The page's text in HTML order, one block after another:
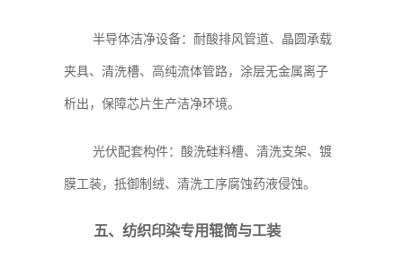
半导体洁净设备：耐酸排风管道、晶圆承载
夹具、清洗槽、高纯流体管路，涂层无金属离子
析出，保障芯片生产洁净环境。
光伏配套构件：酸洗硅料槽、清洗支架、镀
膜工装，抵御制绒、清洗工序腐蚀药液侵蚀。
五、纺织印染专用辊筒与工装